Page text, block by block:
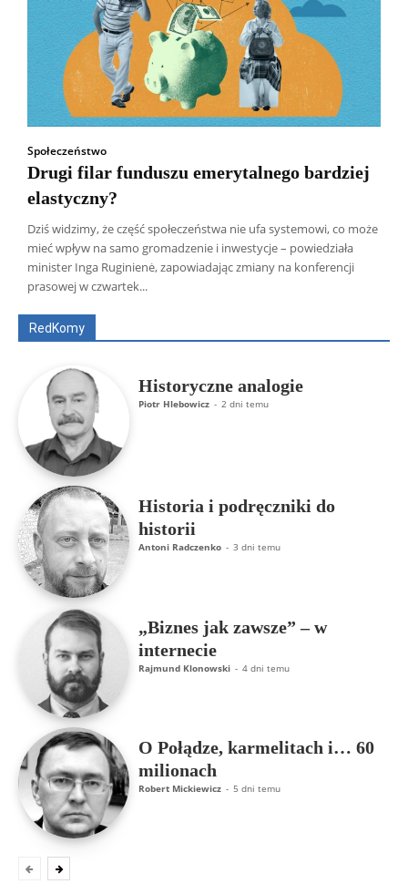
Społeczeństwo
Drugi filar funduszu emerytalnego bardziej
elastyczny?
Dziś widzimy, że część społeczeństwa nie ufa systemowi, co może
mieć wpływ na samo gromadzenie i inwestycje – powiedziała
minister Inga Ruginienė, zapowiadając zmiany na konferencji
prasowej w czwartek...
RedKomy
Wszyscy Aleksander Borowik
Antoni Radczenko
Artur Płokszto
Grzegorz Górny
ks. Jarosław Wąsowicz SDB
Historyczne analogie
Piotr Hlebowicz - 2 dni temu
Historia i podręczniki do
historii
Antoni Radczenko - 3 dni temu
„Biznes jak zawsze” – w
internecie
Rajmund Klonowski - 4 dni temu
O Połądze, karmelitach i… 60
milionach
Robert Mickiewicz - 5 dni temu